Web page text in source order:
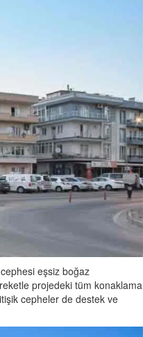
eşsiz boğaz
projedeki tüm konaklama
cepheler de destek ve